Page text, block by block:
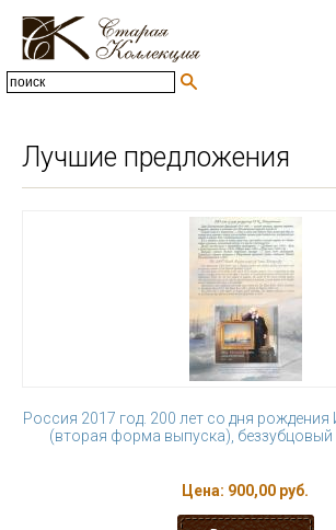
Лучшие предложения
Россия 2017 год. 200 лет со дня
(вторая форма выпуска), беззубцовый
Цена: 900,00 руб.